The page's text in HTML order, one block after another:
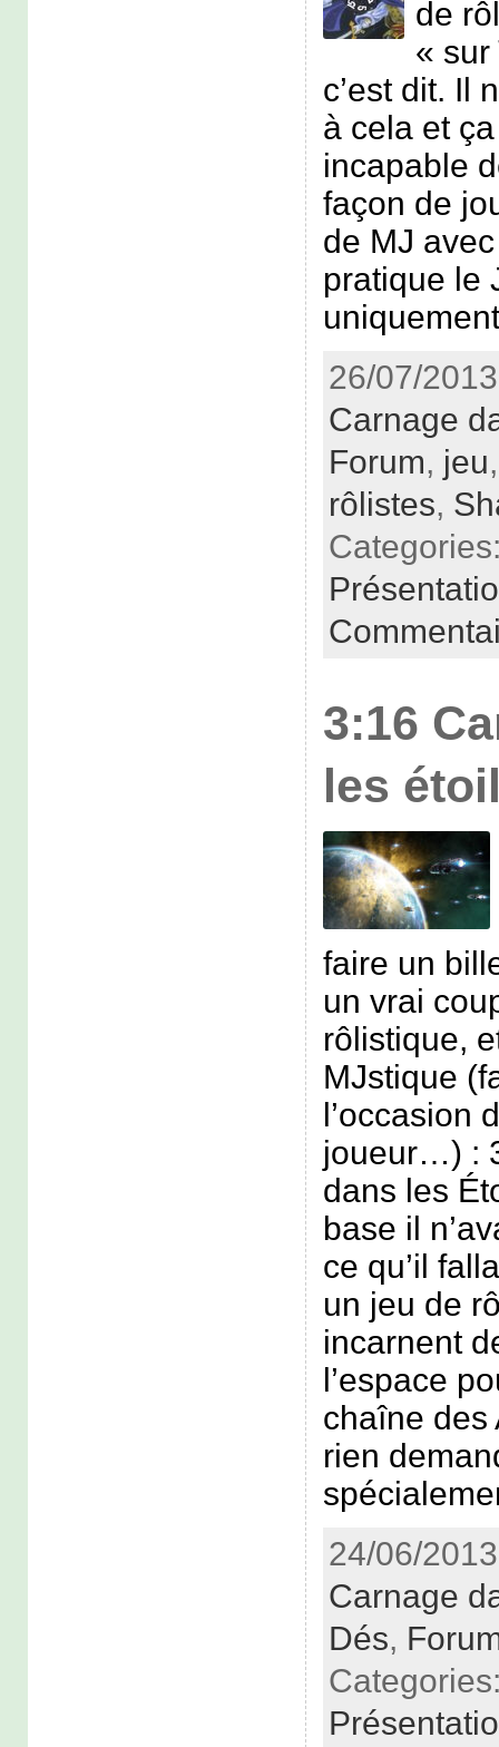
de
« sur
c’est dit. Il
à cela et
incapable
façon de
de MJ
pratique le
26/07/
Carnage
Forum, jeu
rôlistes,
3:16
les
faire un
un vrai
rôlistique,
MJstique
l’occasion
joueur…) :
dans les
base il
ce qu’il
un jeu de
incarnent
l’espace
chaîne des
rien
24/06/
Carnage
Dés,